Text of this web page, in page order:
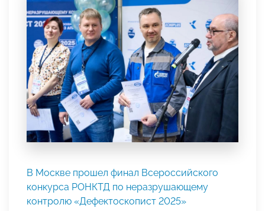
В Москве прошел финал Всероссийского
конкурса РОНКТД по неразрушающему
контролю «Дефектоскопист 2025»